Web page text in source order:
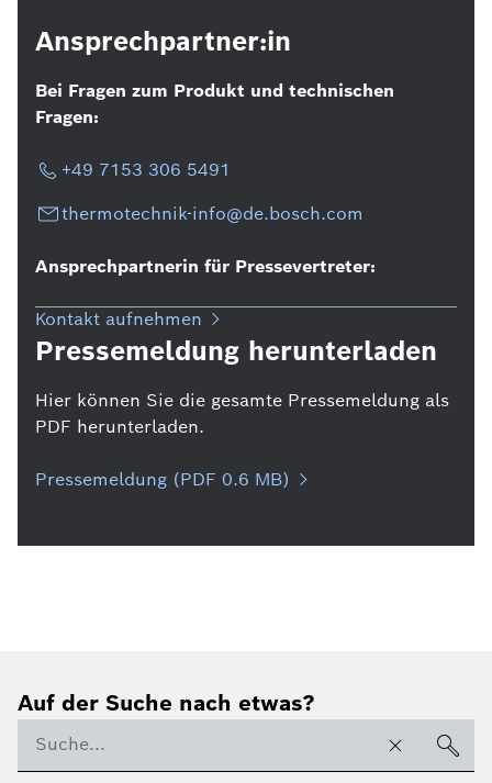
Ansprechpartner:in
Bei Fragen zum Produkt und technischen
Fragen:
+49 7153 306 5491
thermotechnik-info@de.bosch.com
Ansprechpartnerin für Pressevertreter:
Kontakt aufnehmen
Pressemeldung herunterladen
Hier können Sie die gesamte Pressemeldung als
PDF herunterladen.
Pressemeldung (PDF 0.6 MB)
Auf der Suche nach etwas?